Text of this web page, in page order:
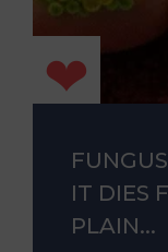
IT DIES
PLAIN...